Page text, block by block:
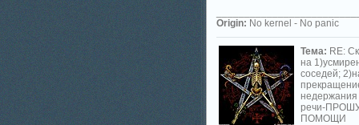
Origin: No kernel - No panic
Тема: RE:
на
соседей;
недержания
речи-
ПОМОЩИ